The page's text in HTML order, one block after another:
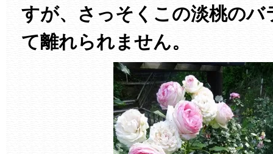
すが、さっそくこの淡桃のバ
て離れられません。